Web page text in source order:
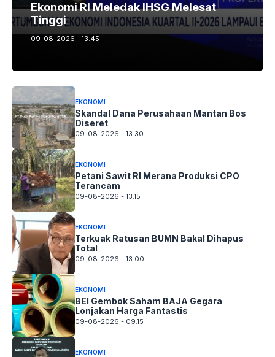
Ekonomi RI Meledak IHSG Melesat
Tinggi
09-08-2026 - 13.45
EKONOMI
Skandal Dana Perusahaan Mantan Bos
Diseret
09-08-2026 - 13.30
EKONOMI
Petani Sawit RI Merana Produksi CPO
Terancam
09-08-2026 - 13.15
EKONOMI
Terkuak Ratusan BUMN Bakal Dihapus
Total
09-08-2026 - 13.00
EKONOMI
BEI Gembok Saham BAJA Gegara
Lonjakan Harga Fantastis
09-08-2026 - 09.15
EKONOMI